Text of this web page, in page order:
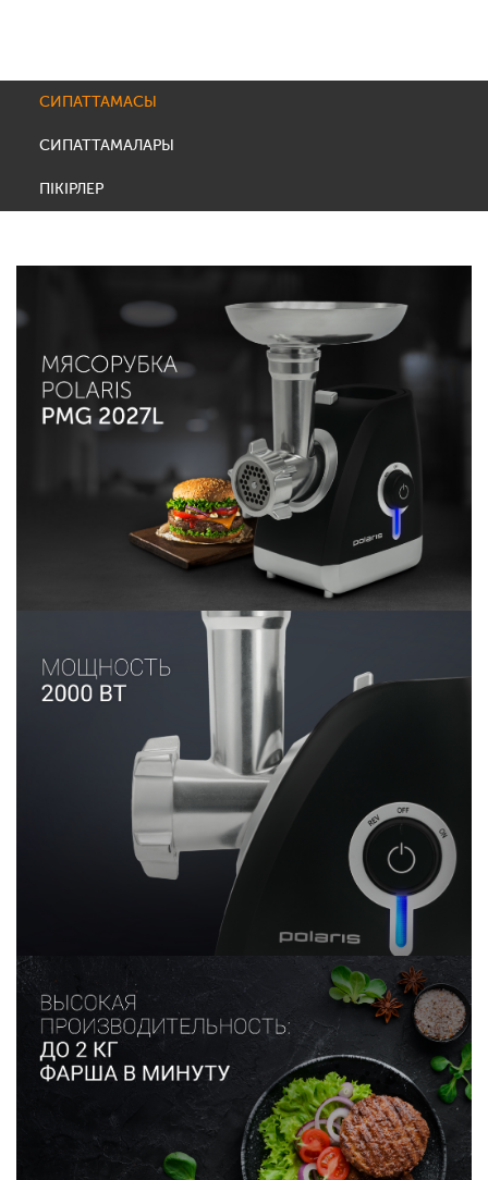
СИПАТТАМАСЫ
СИПАТТАМАЛАРЫ
ПІКІРЛЕР